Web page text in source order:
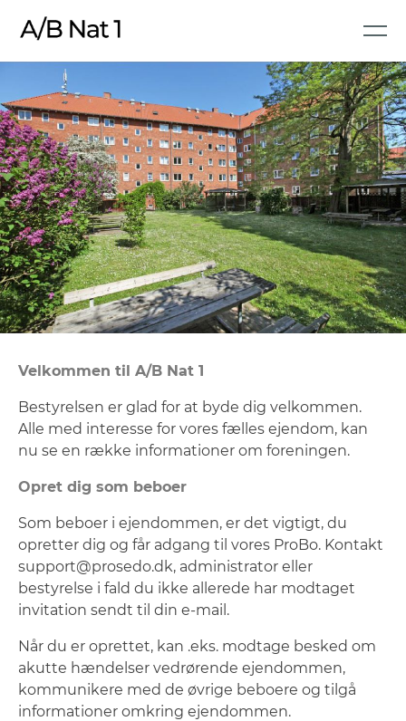
Velkommen til A/B Nat 1
Bestyrelsen er glad for at byde dig velkommen.
Alle med interesse for vores fælles ejendom, kan
nu se en række informationer om foreningen.
Opret dig som beboer
Som beboer i ejendommen, er det vigtigt, du
opretter dig og får adgang til vores ProBo. Kontakt
support@prosedo.dk, administrator eller
bestyrelse i fald du ikke allerede har modtaget
invitation sendt til din e-mail.
Når du er oprettet, kan .eks. modtage besked om
akutte hændelser vedrørende ejendommen,
kommunikere med de øvrige beboere og tilgå
informationer omkring ejendommen.